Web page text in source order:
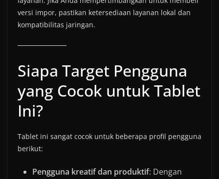
versi impor, pastikan ketersediaan layanan lokal dan
kompatibilitas jaringan.
Siapa Target Pengguna
yang Cocok untuk Tablet
Ini?
Tablet ini sangat cocok untuk beberapa profil pengguna
berikut:
Pengguna kreatif dan produktif: Dengan